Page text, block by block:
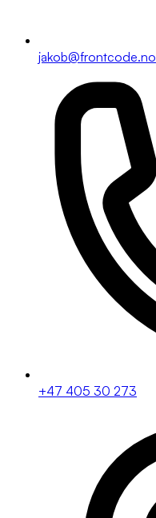
jakob@frontcode.no
+47 405 30 273